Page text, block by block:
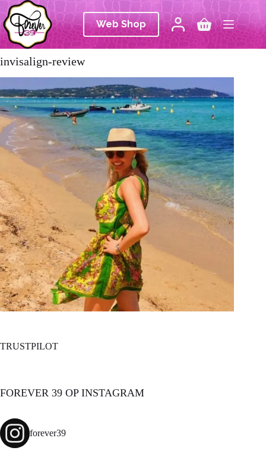
Ga
naar
de
inhoud
Web Shop Winkelwagen
invisalign-review
TRUSTPILOT
FOREVER 39 OP INSTAGRAM
forever39